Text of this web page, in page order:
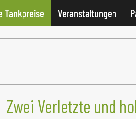
Tankpreise Veranstaltungen
Zwei Verletzte und